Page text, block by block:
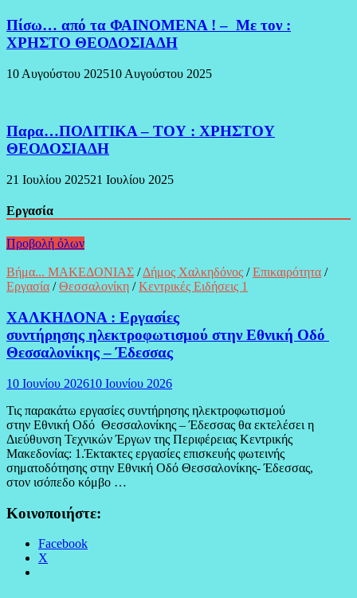
Πίσω… από τα ΦΑΙΝΟΜΕΝΑ ! – Με τον :
ΧΡΗΣΤΟ ΘΕΟΔΟΣΙΑΔΗ
10 Αυγούστου 202510 Αυγούστου 2025
Παρα…ΠΟΛΙΤΙΚΑ – ΤΟΥ : ΧΡΗΣΤΟΥ
ΘΕΟΔΟΣΙΑΔΗ
21 Ιουλίου 202521 Ιουλίου 2025
Εργασία
Προβολή όλων
Βήμα... ΜΑΚΕΔΟΝΙΑΣ /Δήμος Χαλκηδόνος /Επικαιρότητα /
Εργασία /Θεσσαλονίκη /Κεντρικές Ειδήσεις 1
ΧΑΛΚΗΔΟΝΑ : Εργασίες
συντήρησης ηλεκτροφωτισμού στην Εθνική Οδό
Θεσσαλονίκης – Έδεσσας
10 Ιουνίου 202610 Ιουνίου 2026
Τις παρακάτω εργασίες συντήρησης ηλεκτροφωτισμού
στην Εθνική Οδό Θεσσαλονίκης – Έδεσσας θα εκτελέσει η
Διεύθυνση Τεχνικών Έργων της Περιφέρειας Κεντρικής
Μακεδονίας: 1.Έκτακτες εργασίες επισκευής φωτεινής
σηματοδότησης στην Εθνική Οδό Θεσσαλονίκης- Έδεσσας,
στον ισόπεδο κόμβο …
Κοινοποιήστε:
Facebook
X